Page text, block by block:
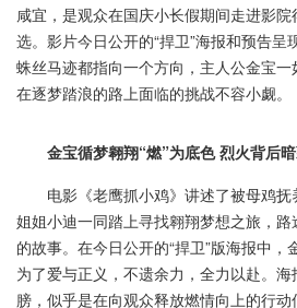
咸宜，是观众在国庆小长假期间走进影
选。影片今日公开的“捍卫”海报和预告呈
蛛丝马迹都指向一个方向，主人公金宝一
在逐梦踏浪的路上面临的挑战不容小觑。
金宝循梦翱翔“燃”为底色 烈火背后
电影《老鹰抓小鸡》讲述了被母鸡抚
姐姐小迪一同踏上寻找翱翔梦想之旅，
的故事。在今日公开的“捍卫”版海报中，
为了爱与正义，不遗余力，全力以赴。
膀，似乎是在向观众释放燃情向上的行